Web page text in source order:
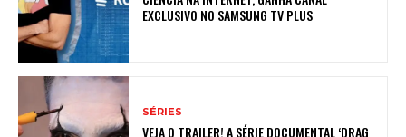
EXCLUSIVO NO SAMSUNG TV PLUS
SÉRIES
VEJA O TRAILER! A SÉRIE DOCUMENTAL ‘DRAG